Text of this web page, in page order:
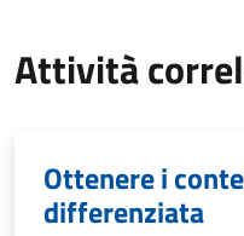
Attività
Ottenere i
differenziata